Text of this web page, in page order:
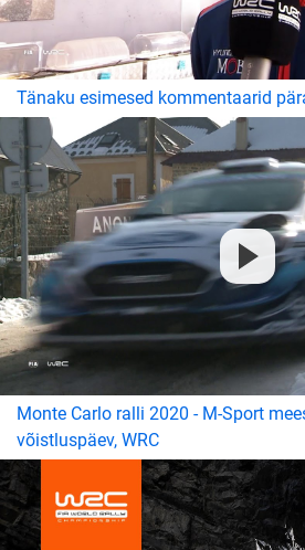
Tänaku esimesed kommentaarid
Monte Carlo ralli 2020 - M-Sport
võistluspäev, WRC